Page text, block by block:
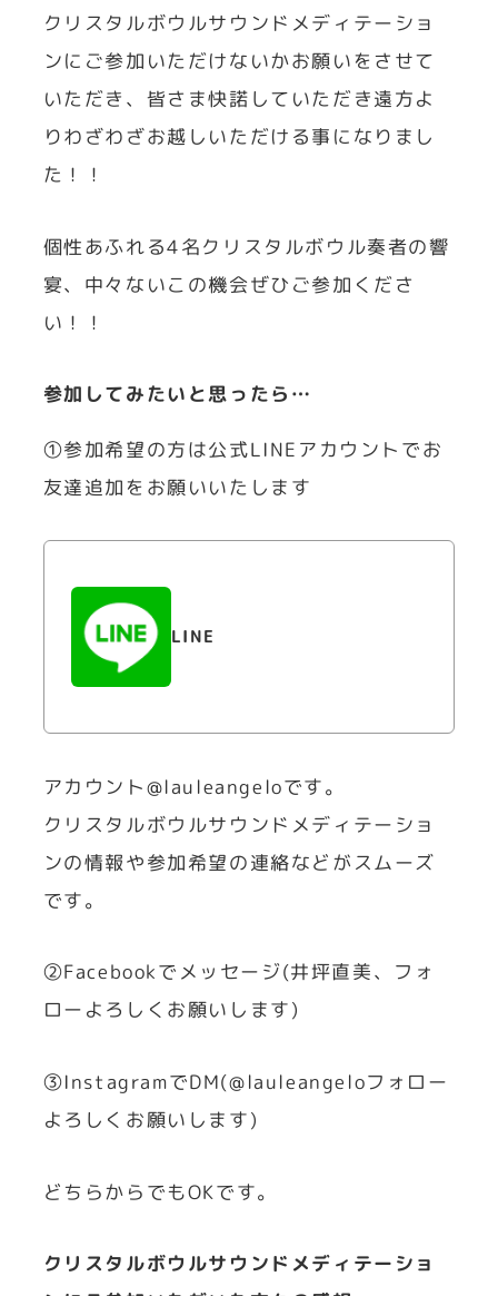
クリスタルボウルサウンドメディテーショ
ンにご参加いただけないかお願いをさせて
いただき、皆さま快諾していただき遠方よ
りわざわざお越しいただける事になりまし
た！！
個性あふれる4名クリスタルボウル奏者の響
宴、中々ないこの機会ぜひご参加くださ
い！！
参加してみたいと思ったら…
①参加希望の方は公式LINEアカウントでお
友達追加をお願いいたします
LINE
アカウント@lauleangeloです。
クリスタルボウルサウンドメディテーショ
ンの情報や参加希望の連絡などがスムーズ
です。
②Facebookでメッセージ(井坪直美、フォ
ローよろしくお願いします)
③InstagramでDM(@lauleangeloフォロー
よろしくお願いします)
どちらからでもOKです。
クリスタルボウルサウンドメディテーショ